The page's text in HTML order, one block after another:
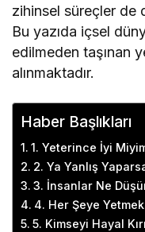
zihinsel süreçler de
Bu yazıda içsel
edilmeden taşınan
alınmaktadır.
Haber Başlıkları
1. Yeterince İyi
2. Ya Yanlış
3. İnsanlar Ne
4. Her Şeye
5. Kimseyi Hayal